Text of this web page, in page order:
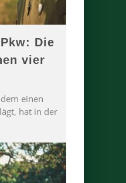
Die
vier
einen
hat in der